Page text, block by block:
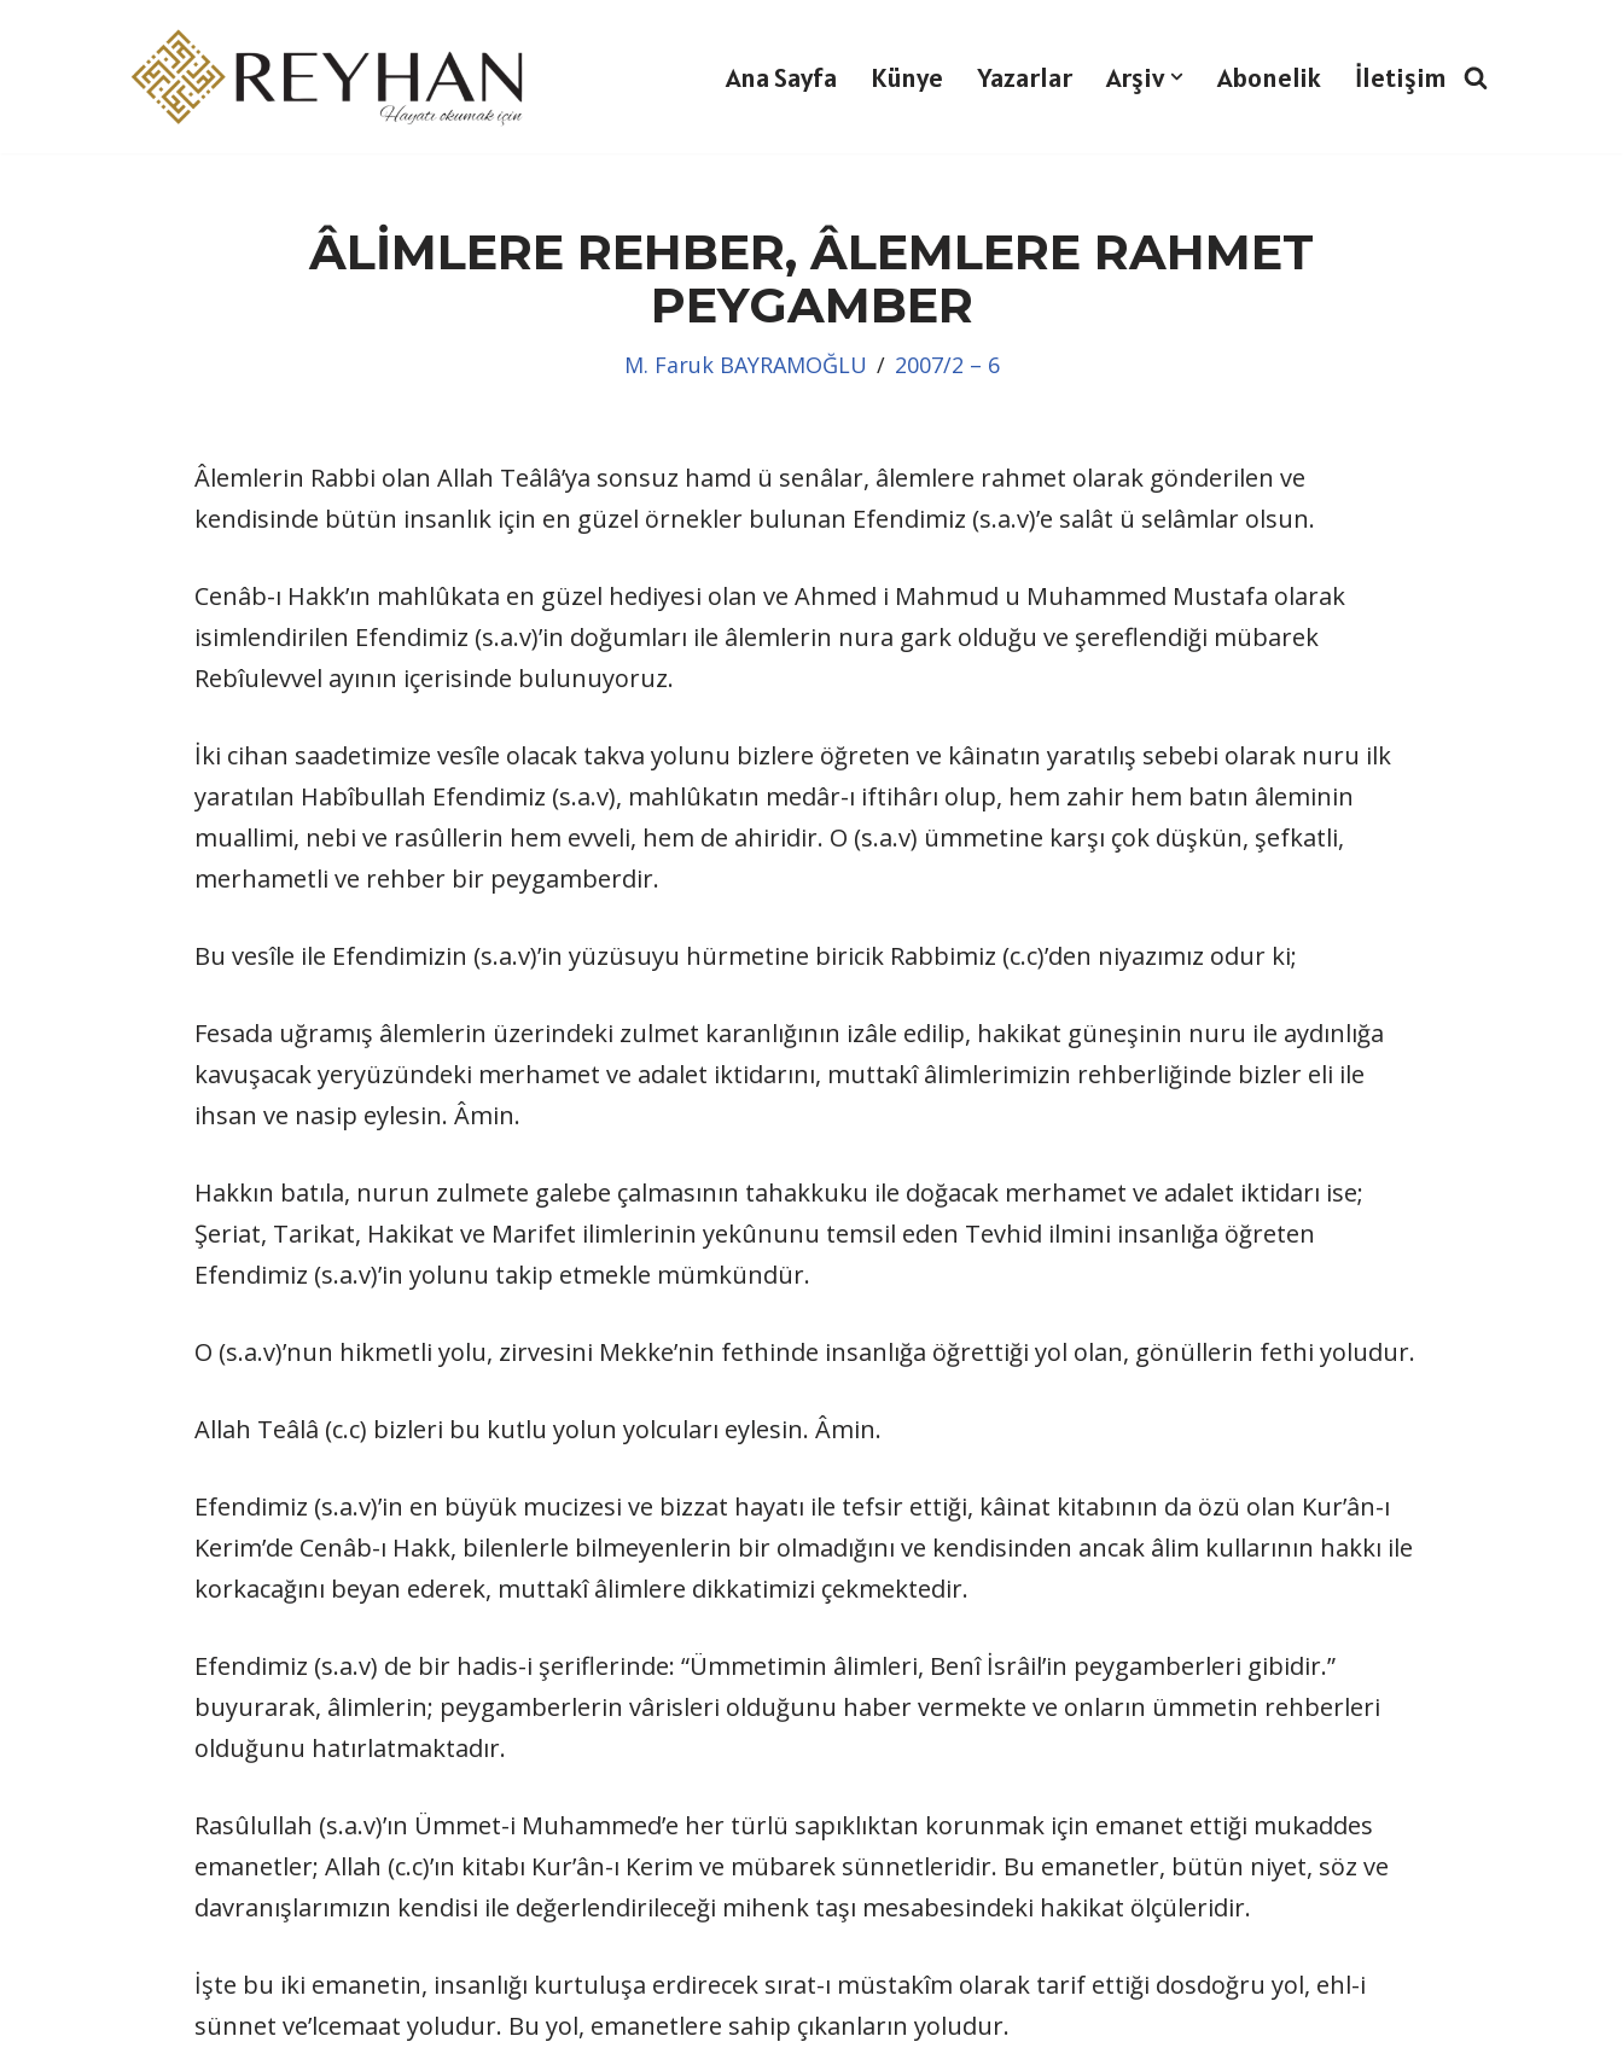
Ana Sayfa Künye Yazarlar Arşiv Abonelik İletişim
ÂLİMLERE REHBER, ÂLEMLERE RAHMET
PEYGAMBER
M. Faruk BAYRAMOĞLU 2007/2 – 6
Âlemlerin Rabbi olan Allah Teâlâ’ya sonsuz hamd ü senâlar, âlemlere rahmet olarak gönderilen ve
kendisinde bütün insanlık için en güzel örnekler bulunan Efendimiz (s.a.v)’e salât ü selâmlar olsun.
Cenâb-ı Hakk’ın mahlûkata en güzel hediyesi olan ve Ahmed i Mahmud u Muhammed Mustafa olarak
isimlendirilen Efendimiz (s.a.v)’in doğumları ile âlemlerin nura gark olduğu ve şereflendiği mübarek
Rebîulevvel ayının içerisinde bulunuyoruz.
İki cihan saadetimize vesîle olacak takva yolunu bizlere öğreten ve kâinatın yaratılış sebebi olarak nuru ilk
yaratılan Habîbullah Efendimiz (s.a.v), mahlûkatın medâr-ı iftihârı olup, hem zahir hem batın âleminin
muallimi, nebi ve rasûllerin hem evveli, hem de ahiridir. O (s.a.v) ümmetine karşı çok düşkün, şefkatli,
merhametli ve rehber bir peygamberdir.
Bu vesîle ile Efendimizin (s.a.v)’in yüzüsuyu hürmetine biricik Rabbimiz (c.c)’den niyazımız odur ki;
Fesada uğramış âlemlerin üzerindeki zulmet karanlığının izâle edilip, hakikat güneşinin nuru ile aydınlığa
kavuşacak yeryüzündeki merhamet ve adalet iktidarını, muttakî âlimlerimizin rehberliğinde bizler eli ile
ihsan ve nasip eylesin. Âmin.
Hakkın batıla, nurun zulmete galebe çalmasının tahakkuku ile doğacak merhamet ve adalet iktidarı ise;
Şeriat, Tarikat, Hakikat ve Marifet ilimlerinin yekûnunu temsil eden Tevhid ilmini insanlığa öğreten
Efendimiz (s.a.v)’in yolunu takip etmekle mümkündür.
O (s.a.v)’nun hikmetli yolu, zirvesini Mekke’nin fethinde insanlığa öğrettiği yol olan, gönüllerin fethi yoludur.
Allah Teâlâ (c.c) bizleri bu kutlu yolun yolcuları eylesin. Âmin.
Efendimiz (s.a.v)’in en büyük mucizesi ve bizzat hayatı ile tefsir ettiği, kâinat kitabının da özü olan Kur’ân-ı
Kerim’de Cenâb-ı Hakk, bilenlerle bilmeyenlerin bir olmadığını ve kendisinden ancak âlim kullarının hakkı ile
korkacağını beyan ederek, muttakî âlimlere dikkatimizi çekmektedir.
Efendimiz (s.a.v) de bir hadis-i şeriflerinde: “Ümmetimin âlimleri, Benî İsrâil’in peygamberleri gibidir.”
buyurarak, âlimlerin; peygamberlerin vârisleri olduğunu haber vermekte ve onların ümmetin rehberleri
olduğunu hatırlatmaktadır.
Rasûlullah (s.a.v)’ın Ümmet-i Muhammed’e her türlü sapıklıktan korunmak için emanet ettiği mukaddes
emanetler; Allah (c.c)’ın kitabı Kur’ân-ı Kerim ve mübarek sünnetleridir. Bu emanetler, bütün niyet, söz ve
davranışlarımızın kendisi ile değerlendirileceği mihenk taşı mesabesindeki hakikat ölçüleridir.
İşte bu iki emanetin, insanlığı kurtuluşa erdirecek sırat-ı müstakîm olarak tarif ettiği dosdoğru yol, ehl-i
sünnet ve’lcemaat yoludur. Bu yol, emanetlere sahip çıkanların yoludur.